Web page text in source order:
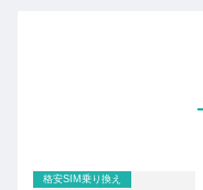
格安SIM乗り換え